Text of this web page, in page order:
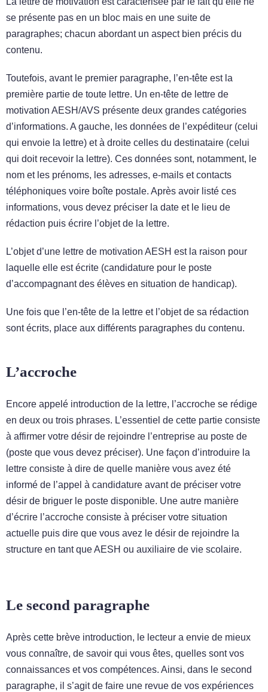
se présente pas en un bloc mais en une suite de
paragraphes; chacun abordant un aspect bien précis du
contenu.
Toutefois, avant le premier paragraphe, l’en-tête est la
première partie de toute lettre. Un en-tête de lettre de
motivation AESH/AVS présente deux grandes catégories
d’informations. A gauche, les données de l’expéditeur (celui
qui envoie la lettre) et à droite celles du destinataire (celui
qui doit recevoir la lettre). Ces données sont, notamment, le
nom et les prénoms, les adresses, e-mails et contacts
téléphoniques voire boîte postale. Après avoir listé ces
informations, vous devez préciser la date et le lieu de
rédaction puis écrire l’objet de la lettre.
L’objet d’une lettre de motivation AESH est la raison pour
laquelle elle est écrite (candidature pour le poste
d’accompagnant des élèves en situation de handicap).
Une fois que l’en-tête de la lettre et l’objet de sa rédaction
sont écrits, place aux différents paragraphes du contenu.
L’accroche
Encore appelé introduction de la lettre, l’accroche se rédige
en deux ou trois phrases. L’essentiel de cette partie consiste
à affirmer votre désir de rejoindre l’entreprise au poste de
(poste que vous devez préciser). Une façon d’introduire la
lettre consiste à dire de quelle manière vous avez été
informé de l’appel à candidature avant de préciser votre
désir de briguer le poste disponible. Une autre manière
d’écrire l’accroche consiste à préciser votre situation
actuelle puis dire que vous avez le désir de rejoindre la
structure en tant que AESH ou auxiliaire de vie scolaire.
Le second paragraphe
Après cette brève introduction, le lecteur a envie de mieux
vous connaître, de savoir qui vous êtes, quelles sont vos
connaissances et vos compétences. Ainsi, dans le second
paragraphe, il s’agit de faire une revue de vos expériences